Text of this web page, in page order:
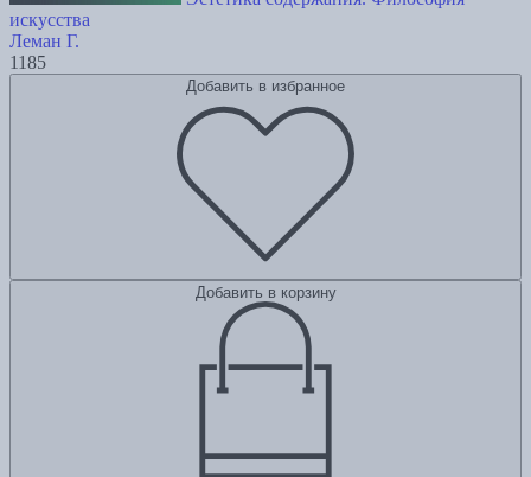
искусства
Леман Г.
1185
Добавить в избранное
Добавить в корзину